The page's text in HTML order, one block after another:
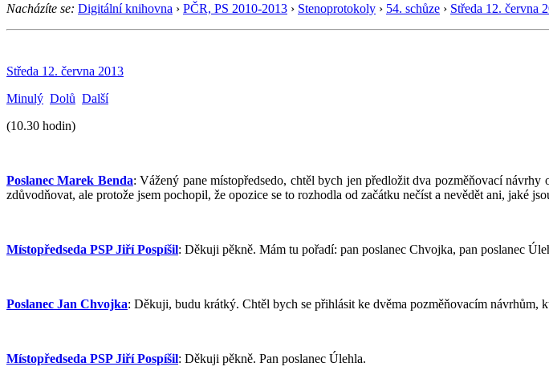
Nacházíte se: Digitální knihovna › PČR, PS 2010-2013 › Stenoprotokoly › 54. schůze › Středa 12. června
Středa 12. června 2013
Minulý Dolů Další
(10.30 hodin)
Poslanec Marek Benda: Vážený pane místopředsedo, chtěl bych jen předložit dva pozměňovací
zdůvodňovat, ale protože jsem pochopil, že opozice se to rozhodla od začátku nečíst a nevědět ani, jaké
Místopředseda PSP Jiří Pospíšil: Děkuji pěkně. Mám tu pořadí: pan poslanec Chvojka, pan poslanec
Poslanec Jan Chvojka: Děkuji, budu krátký. Chtěl bych se přihlásit ke dvěma pozměňovacím
Místopředseda PSP Jiří Pospíšil: Děkuji pěkně. Pan poslanec Úlehla.